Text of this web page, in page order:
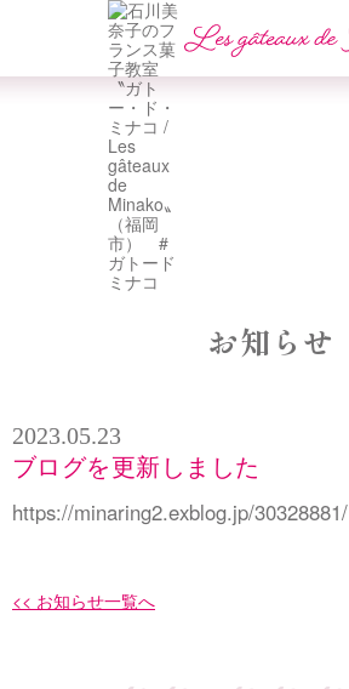
お知らせ
2023.05.23
ブログを更新しました
https://minaring2.exblog.jp/30328881/
<< お知らせ一覧へ